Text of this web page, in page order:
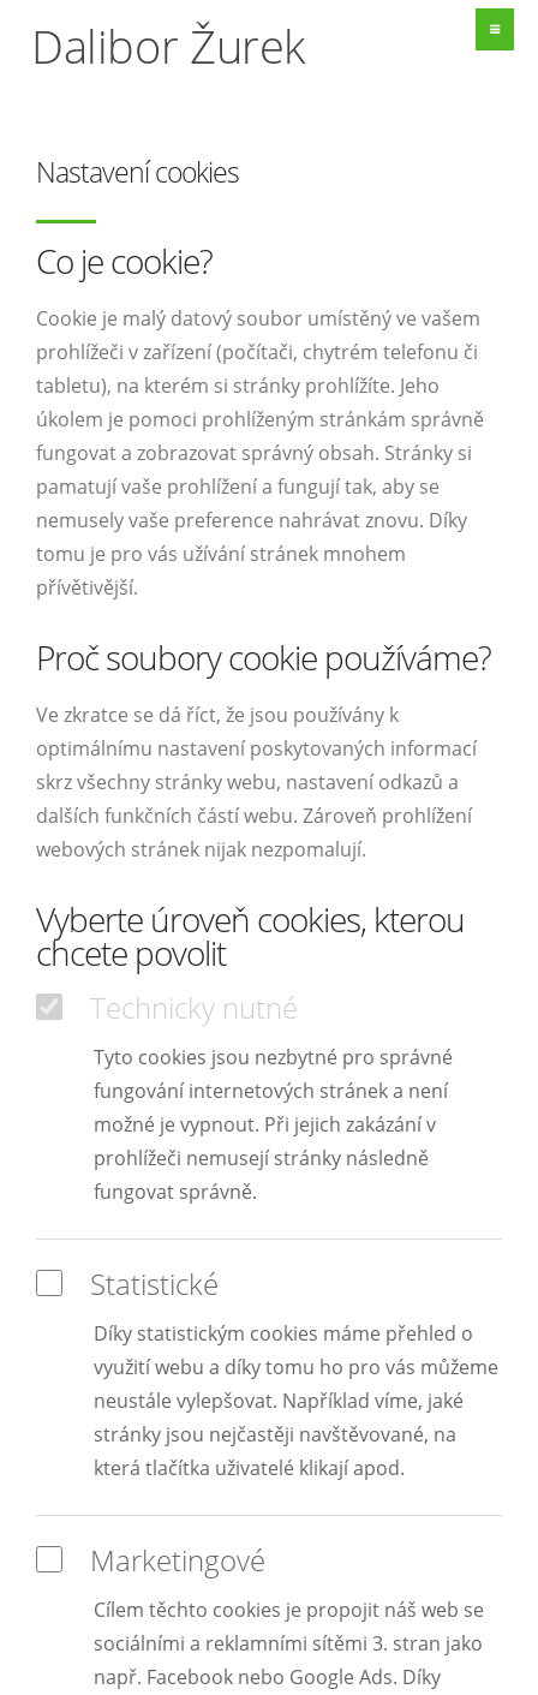
Dalibor Žurek
Nastavení cookies
Co je cookie?
Cookie je malý datový soubor umístěný ve vašem
prohlížeči v zařízení (počítači, chytrém telefonu či
tabletu), na kterém si stránky prohlížíte. Jeho
úkolem je pomoci prohlíženým stránkám správně
fungovat a zobrazovat správný obsah. Stránky si
pamatují vaše prohlížení a fungují tak, aby se
nemusely vaše preference nahrávat znovu. Díky
tomu je pro vás užívání stránek mnohem
přívětivější.
Proč soubory cookie používáme?
Ve zkratce se dá říct, že jsou používány k
optimálnímu nastavení poskytovaných informací
skrz všechny stránky webu, nastavení odkazů a
dalších funkčních částí webu. Zároveň prohlížení
webových stránek nijak nezpomalují.
Vyberte úroveň cookies, kterou
chcete povolit
Technicky nutné
Tyto cookies jsou nezbytné pro správné
fungování internetových stránek a není
možné je vypnout. Při jejich zakázání v
prohlížeči nemusejí stránky následně
fungovat správně.
Statistické
Díky statistickým cookies máme přehled o
využití webu a díky tomu ho pro vás můžeme
neustále vylepšovat. Například víme, jaké
stránky jsou nejčastěji navštěvované, na
která tlačítka uživatelé klikají apod.
Marketingové
Cílem těchto cookies je propojit náš web se
sociálními a reklamními sítěmi 3. stran jako
např. Facebook nebo Google Ads. Díky